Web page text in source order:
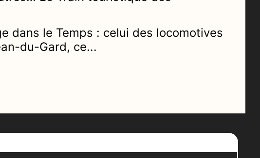
dans le Temps : celui des locomotives
du-Gard, ce...